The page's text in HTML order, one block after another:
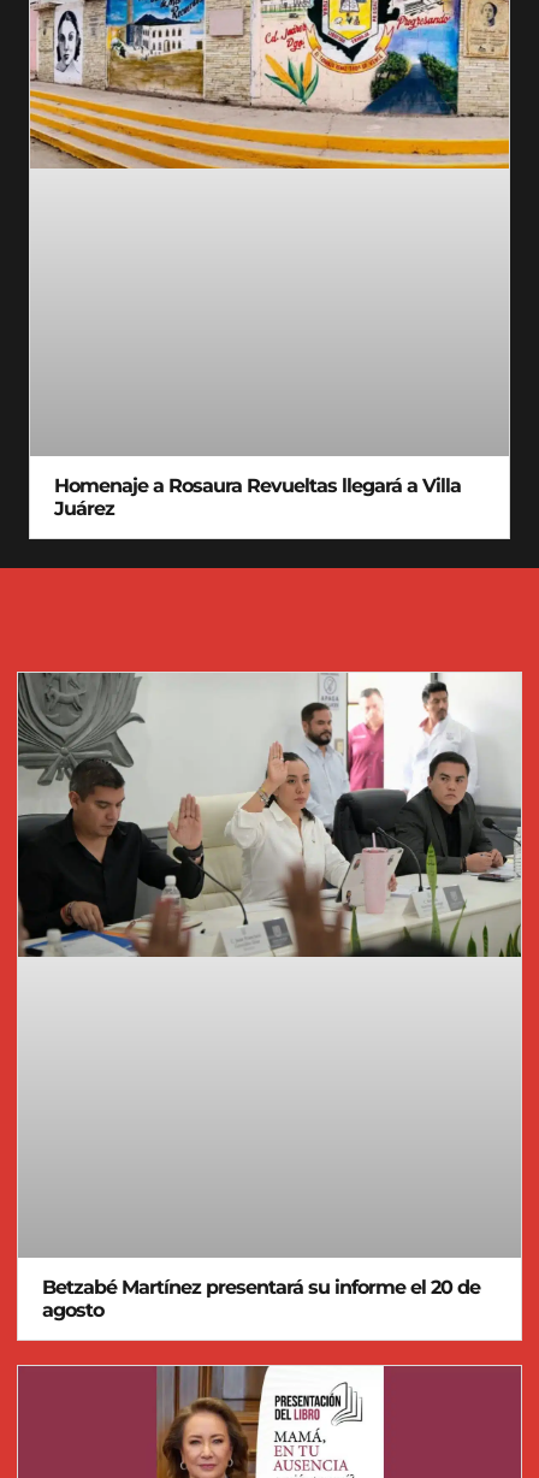
Homenaje a Rosaura Revueltas llegará a Villa
Juárez
Betzabé Martínez presentará su informe el 20 de
agosto